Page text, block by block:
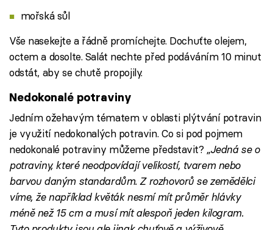
mořská sůl
Vše nasekejte a řádně promíchejte. Dochuťte olejem,
octem a dosolte. Salát nechte před podáváním 10 minut
odstát, aby se chutě propojily.
Nedokonalé potraviny
Jedním ožehavým tématem v oblasti plýtvání potravin
je využití nedokonalých potravin. Co si pod pojmem
nedokonalé potraviny můžeme představit? „Jedná se o
potraviny, které neodpovídají velikostí, tvarem nebo
barvou daným standardům. Z rozhovorů se zemědělci
víme, že například květák nesmí mít průměr hlávky
méně než 15 cm a musí mít alespoň jeden kilogram.